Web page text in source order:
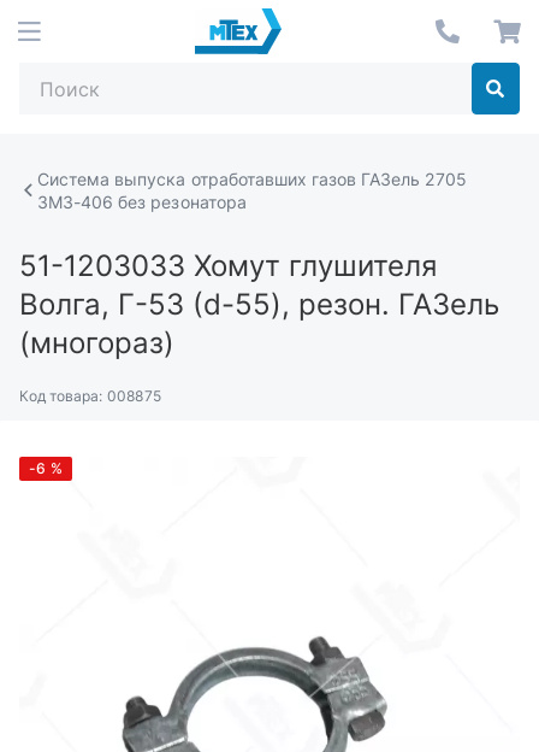
Система выпуска отработавших газов ГАЗель 2705
ЗМЗ-406 без резонатора
51-1203033 Хомут глушителя
Волга, Г-53 (d-55), резон. ГАЗель
(многораз)
Код товара: 008875
-6 %